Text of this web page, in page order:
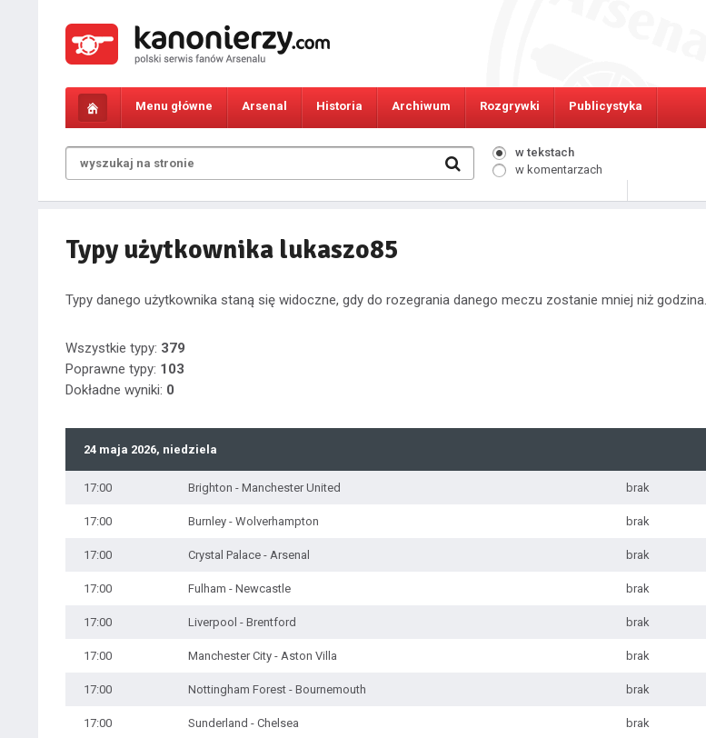
Menu główne Arsenal Historia Archiwum Rozgrywki Publicystyka
w tekstach
w komentarzach
Typy użytkownika lukaszo85
Typy danego użytkownika staną się widoczne, gdy do rozegrania danego meczu zostanie mniej niż godzina.
Wszystkie typy: 379
Poprawne typy: 103
Dokładne wyniki: 0
24 maja 2026, niedziela
17:00 Brighton - Manchester United brak
17:00 Burnley - Wolverhampton brak
17:00 Crystal Palace - Arsenal brak
17:00 Fulham - Newcastle brak
17:00 Liverpool - Brentford brak
17:00 Manchester City - Aston Villa brak
17:00 Nottingham Forest - Bournemouth brak
17:00 Sunderland - Chelsea brak